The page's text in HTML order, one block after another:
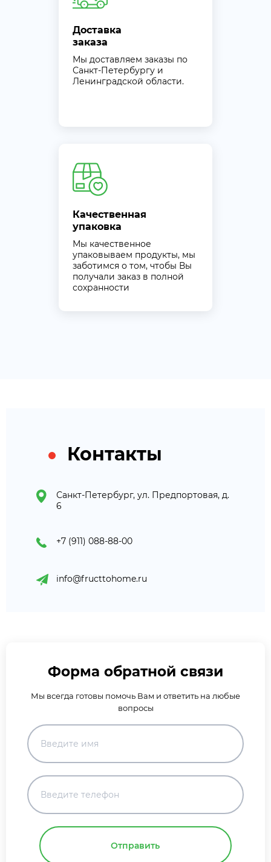
Доставка
заказа
Мы доставляем заказы по
Санкт-Петербургу и
Ленинградской области.
Качественная
упаковка
Мы качественное
упаковываем продукты, мы
заботимся о том, чтобы Вы
получали заказ в полной
сохранности
Контакты
Санкт-Петербург, ул. Предпортовая, д.
6
+7 (911) 088-88-00
info@fructtohome.ru
Форма обратной связи
Мы всегда готовы помочь Вам и ответить на любые
вопросы
Отправить